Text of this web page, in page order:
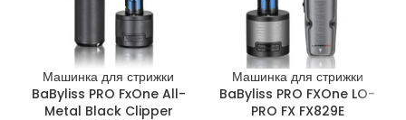
Машинка для стрижки
BaByliss PRO FxOne All-
Metal Black Clipper
Машинка для стрижки
BaByliss PRO FXOne LO-
PRO FX FX829E